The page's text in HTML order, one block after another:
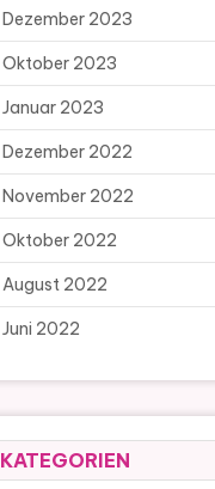
Dezember 2023
Oktober 2023
Januar 2023
Dezember 2022
November 2022
Oktober 2022
August 2022
Juni 2022
KATEGORIEN